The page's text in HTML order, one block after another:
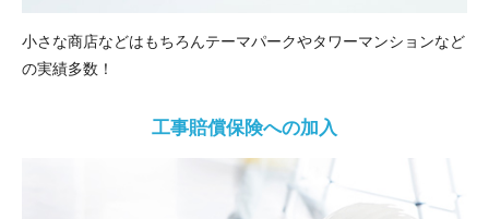
小さな商店などはもちろんテーマパークやタワーマンションなど
の実績多数！
工事賠償保険への加入